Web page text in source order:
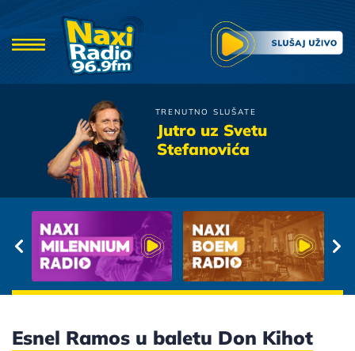
TRENUTNO SLUŠATE
Jutro uz Svetu
Stefanovića
Aleksandra Radovic
Proslo me je
Esnel Ramos u baletu Don Kihot